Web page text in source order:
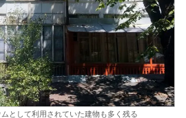
として利用されていた建物も多く残る